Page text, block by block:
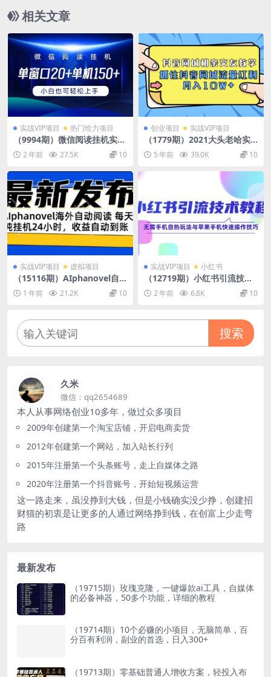
相关文章
实战VIP项目 热门给力项目
（9994期）微信阅读挂机实现
躺着单窗口20+单机150+小白
可以轻松上手
2 年前 27.5K 10
创业项目 实战VIP项目
（1779期）2021大头老哈实
战抖音同城相亲交友教学，抓
住抖音同城流量红利，月入10
5 年前 39.0K 10
实战VIP项目 虚拟项目
（15116期）AIphanovel自
动阅读：24小时躺赚美金攻
略，不需要人工干预，单电脑
1 年前 21.2K 10
实战VIP项目 小红书
（12719期）小红书引流技术
教程：无需手机自热玩法与苹
果手机快速操作技巧
2 年前 6.8K 10
搜索
久米
微信：qq2654689
本人从事网络创业10多年，做过众多项目
2009年创建第一个淘宝店铺，开启电商卖货
2012年创建第一个网站，加入站长行列
2015年注册第一个头条账号，走上自媒体之路
2020年注册第一个抖音账号，开始短视频运营
这一路走来，虽没挣到大钱，但是小钱确实没少挣，创建招
财猫的初衷是让更多的人通过网络挣到钱，在创富上少走弯
路
最新发布
（19715期）玫瑰克隆，一键爆款ai工具，自媒体
的必备神器，50多个功能，详细的教程
（19714期）10个必赚的小项目，无脑简单，百
分百有利润，副业的首选，日入300+
（19713期）零基础普通人增收方案，轻投入布